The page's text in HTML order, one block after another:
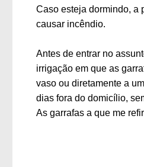
Caso esteja dormindo, a
causar incêndio.
Antes de entrar no
irrigação em que as
vaso ou diretamente a
dias fora do domicílio,
As garrafas a que me